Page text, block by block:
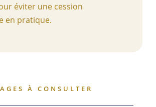
éviter une cession
en pratique.
À CONSULTER